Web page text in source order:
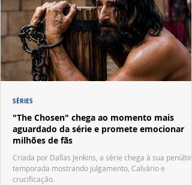
"The Chosen" chega ao momento mais
aguardado da série e promete emocionar
milhões de fãs
Criada por Dallas Jenkins, a série chega à sua
temporada mostrando julgamento, Calvário e
crucificação.
SÉRIES